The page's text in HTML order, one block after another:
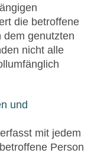
die betroffene
dem genutzten
nicht alle
und
mit jedem
Person